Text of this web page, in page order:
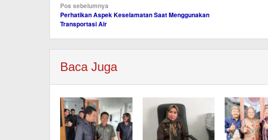
Navigasi
pos
Pos sebelumnya
Perhatikan Aspek Keselamatan Saat Menggunakan
Transportasi Air
Baca Juga